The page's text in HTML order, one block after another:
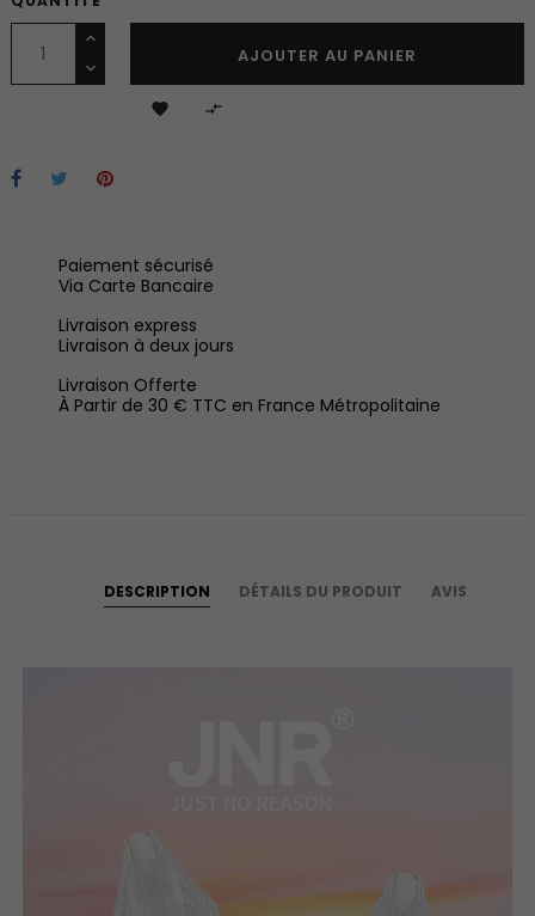
AJOUTER AU PANIER
 
Paiement sécurisé
Via Carte Bancaire
Livraison express
Livraison à deux jours
Livraison Offerte
À Partir de 30 € TTC en France Métropolitaine
DESCRIPTION DÉTAILS DU PRODUIT AVIS